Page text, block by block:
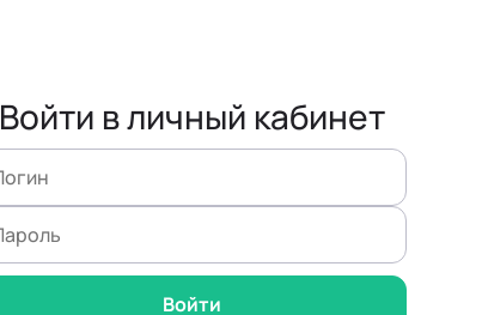
Войти в личный кабинет